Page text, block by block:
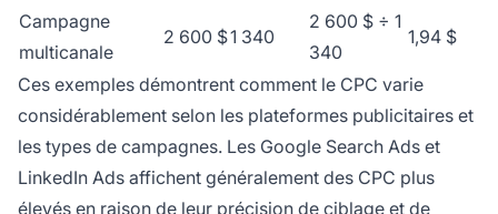
Campagne
multicanale
2 600 $1 340
2 600 $ ÷ 1
340
1,94 $
Ces exemples démontrent comment le CPC varie
considérablement selon les plateformes publicitaires et
les types de campagnes. Les Google Search Ads et
LinkedIn Ads affichent généralement des CPC plus
élevés en raison de leur précision de ciblage et de